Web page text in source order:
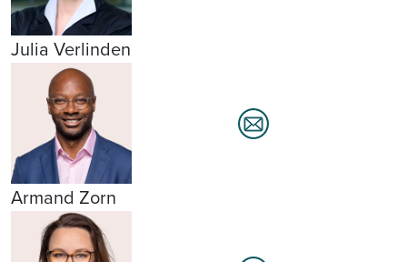
Julia Verlinden
Armand Zorn